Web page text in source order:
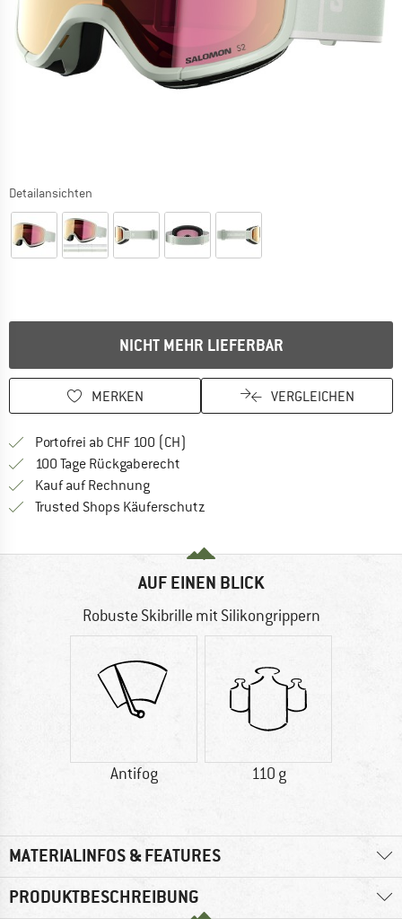
Detailansichten
NICHT MEHR LIEFERBAR
MERKEN VERGLEICHEN
Portofrei ab CHF 100 (CH)
100 Tage Rückgaberecht
Kauf auf RechnungFinde die Zahlungs-Infos hier! Öffnet
Trusted Shops Käuferschutz
AUF EINEN BLICK
Robuste Skibrille mit Silikongrippern
Antifog 110 g
MATERIALINFOS & FEATURES
PRODUKTBESCHREIBUNG